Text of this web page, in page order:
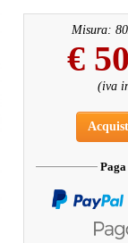
Misura:
€
(iva